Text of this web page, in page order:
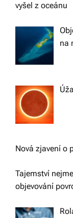
vyšel z oceánu
na
Nová zjavení o
Tajemství
objevování